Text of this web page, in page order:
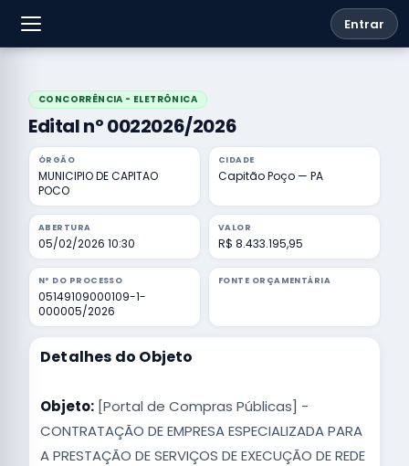
Entrar
CONCORRÊNCIA - ELETRÔNICA
Edital nº 0022026/2026
ÓRGÃO
MUNICIPIO DE CAPITAO
POCO
CIDADE
Capitão Poço — PA
ABERTURA
05/02/2026 10:30
VALOR
R$ 8.433.195,95
Nº DO PROCESSO
05149109000109-1-
000005/2026
FONTE ORÇAMENTÁRIA
Detalhes do Objeto
Objeto: [Portal de Compras Públicas] -
CONTRATAÇÃO DE EMPRESA ESPECIALIZADA PARA
A PRESTAÇÃO DE SERVIÇOS DE EXECUÇÃO DE REDE